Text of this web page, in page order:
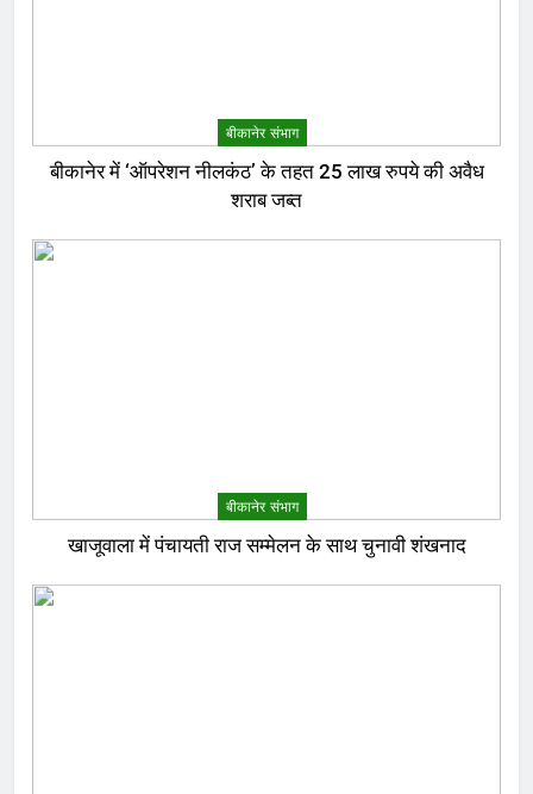
बीकानेर संभाग
बीकानेर में ‘ऑपरेशन नीलकंठ’ के तहत 25 लाख रुपये की अवैध
शराब जब्त
बीकानेर संभाग
खाजूवाला में पंचायती राज सम्मेलन के साथ चुनावी शंखनाद